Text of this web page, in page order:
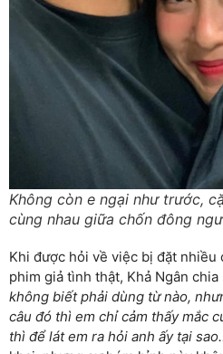
Không còn e ngại như trước,
cùng nhau giữa chốn đông
Khi được hỏi về việc bị đặt nhiều
phim giả tình thật, Khả Ngân
không biết phải dùng từ nào,
câu đó thì em chỉ cảm thấy mắc
thì để lát em ra hỏi anh ấy tại